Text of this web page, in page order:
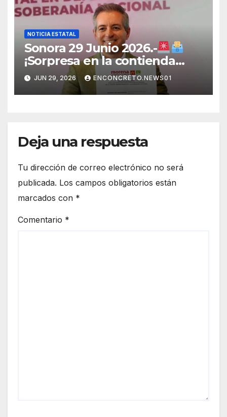
NOTICIA ESTATAL
Sonora 29 Junio 2026.-
¡Sorpresa en la contienda
rumbo a 2027! Omar Del Valle
entra de última hora a la
carrera en Sonora
JUN 29, 2026 ENCONCRETO.NEWS01
Deja una respuesta
Tu dirección de correo electrónico no será
publicada. Los campos obligatorios están
marcados con *
Comentario *